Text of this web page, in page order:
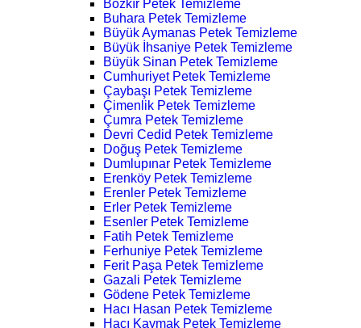
Bozkır Petek Temizleme
Buhara Petek Temizleme
Büyük Aymanas Petek Temizleme
Büyük İhsaniye Petek Temizleme
Büyük Sinan Petek Temizleme
Cumhuriyet Petek Temizleme
Çaybaşı Petek Temizleme
Çimenlik Petek Temizleme
Çumra Petek Temizleme
Devri Cedid Petek Temizleme
Doğuş Petek Temizleme
Dumlupınar Petek Temizleme
Erenköy Petek Temizleme
Erenler Petek Temizleme
Erler Petek Temizleme
Esenler Petek Temizleme
Fatih Petek Temizleme
Ferhuniye Petek Temizleme
Ferit Paşa Petek Temizleme
Gazali Petek Temizleme
Gödene Petek Temizleme
Hacı Hasan Petek Temizleme
Hacı Kaymak Petek Temizleme